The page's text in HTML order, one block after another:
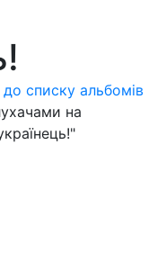
до списку альбомів
на